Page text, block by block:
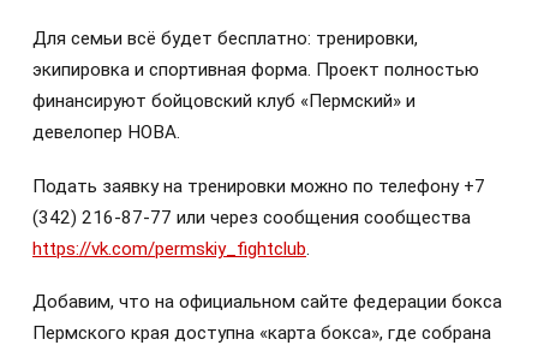
Для семьи всё будет бесплатно: тренировки,
экипировка и спортивная форма. Проект полностью
финансируют бойцовский клуб «Пермский» и
девелопер НОВА.
Подать заявку на тренировки можно по телефону +7
(342) 216-87-77 или через сообщения сообщества
https://vk.com/permskiy_fightclub.
Добавим, что на официальном сайте федерации бокса
Пермского края доступна «карта бокса», где собрана